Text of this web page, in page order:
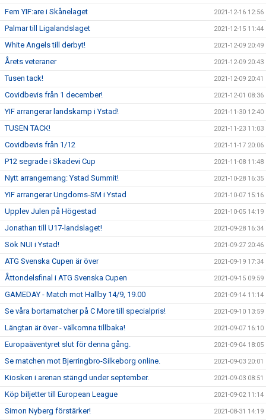
Fem YIF:are i Skånelaget 2021-12-16 12:56
Palmar till Ligalandslaget 2021-12-15 11:44
White Angels till derbyt! 2021-12-09 20:49
Årets veteraner 2021-12-09 20:43
Tusen tack! 2021-12-09 20:41
Covidbevis från 1 december! 2021-12-01 08:36
YIF arrangerar landskamp i Ystad! 2021-11-30 12:40
TUSEN TACK! 2021-11-23 11:03
Covidbevis från 1/12 2021-11-17 20:06
P12 segrade i Skadevi Cup 2021-11-08 11:48
Nytt arrangemang: Ystad Summit! 2021-10-28 16:35
YIF arrangerar Ungdoms-SM i Ystad 2021-10-07 15:16
Upplev Julen på Högestad 2021-10-05 14:19
Jonathan till U17-landslaget! 2021-09-28 16:34
Sök NUI i Ystad! 2021-09-27 20:46
ATG Svenska Cupen är över 2021-09-19 17:34
Åttondelsfinal i ATG Svenska Cupen 2021-09-15 09:59
GAMEDAY - Match mot Hallby 14/9, 19.00 2021-09-14 11:14
Se våra bortamatcher på C More till specialpris! 2021-09-10 13:59
Längtan är över - välkomna tillbaka! 2021-09-07 16:10
Europaäventyret slut för denna gång. 2021-09-04 18:05
Se matchen mot Bjerringbro-Silkeborg online. 2021-09-03 20:01
Kiosken i arenan stängd under september. 2021-09-03 08:51
Köp biljetter till European League 2021-09-02 11:14
Simon Nyberg förstärker! 2021-08-31 14:19